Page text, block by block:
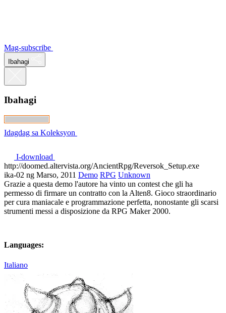
Mag-subscribe
Ibahagi
Ibahagi
Idagdag sa Koleksyon
I-download
http://doomed.altervista.org/AncientRpg/Reversok_Setup.exe
ika-02 ng Marso, 2011 Demo RPG Unknown
Grazie a questa demo l'autore ha vinto un contest che gli ha
permesso di firmare un contratto con la Alten8. Gioco straordinario
per cura maniacale e programmazione perfetta, nonostante gli scarsi
strumenti messi a disposizione da RPG Maker 2000.
Languages:
Italiano